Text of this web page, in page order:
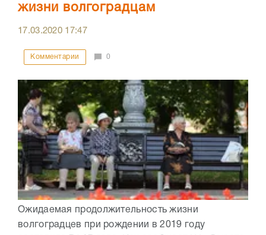
жизни волгоградцам
17.03.2020 17:47
Комментарии 0
Ожидаемая продолжительность жизни
волгоградцев при рождении в 2019 году